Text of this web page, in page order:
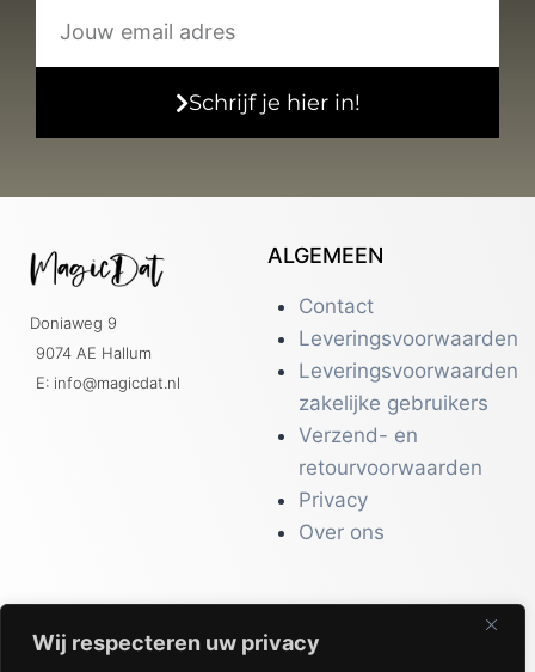
Wij respecteren uw privacy
Schrijf je hier in!
Doniaweg 9
9074 AE Hallum
E: info@magicdat.nl
ALGEMEEN
Contact
Leveringsvoorwaarden
Leveringsvoorwaarden
zakelijke gebruikers
Verzend- en
retourvoorwaarden
Privacy
Over ons
CATALOGI